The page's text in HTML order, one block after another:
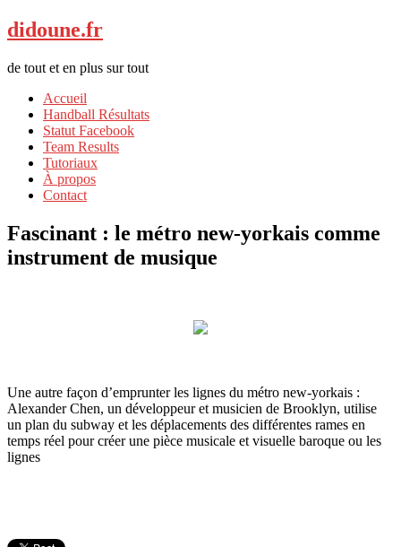
didoune.fr
de tout et en plus sur tout
Accueil
Handball Résultats
Statut Facebook
Team Results
Tutoriaux
À propos
Contact
Fascinant : le métro new-yorkais comme
instrument de musique
Une autre façon d’emprunter les lignes du métro new-yorkais :
Alexander Chen, un développeur et musicien de Brooklyn, utilise
un plan du subway et les déplacements des différentes rames en
temps réel pour créer une pièce musicale et visuelle baroque ou les
lignes